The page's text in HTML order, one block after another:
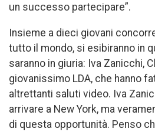
un successo partecipare”.
Insieme a dieci giovani
tutto il mondo, si esibiranno in
saranno in giuria: Iva Zanicchi,
giovanissimo LDA, che hanno
altrettanti saluti video. Iva
arrivare a New York, ma
di questa opportunità. Penso